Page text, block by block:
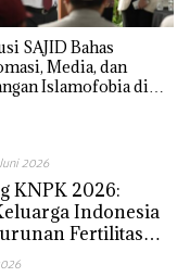
SAJID Bahas
Media, dan
Islamofobia di
2026
KNPK 2026:
Indonesia
Fertilitas